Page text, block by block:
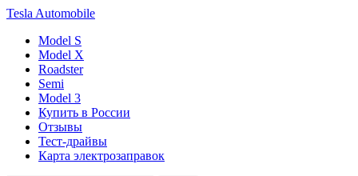
Tesla Automobile
Model S
Model X
Roadster
Semi
Model 3
Купить в России
Отзывы
Тест-драйвы
Карта электрозаправок